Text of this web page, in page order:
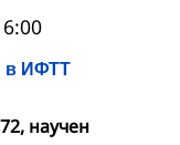
в ИФТТ
научен